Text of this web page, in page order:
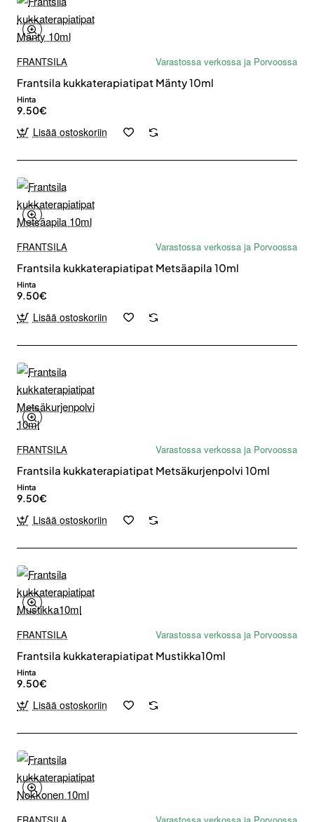
FRANTSILA
Varastossa verkossa ja Porvoossa
Frantsila kukkaterapiatipat Mänty 10ml
Hinta
9.50€
Lisää ostoskoriin
FRANTSILA
Varastossa verkossa ja Porvoossa
Frantsila kukkaterapiatipat Metsäapila 10ml
Hinta
9.50€
Lisää ostoskoriin
FRANTSILA
Varastossa verkossa ja Porvoossa
Frantsila kukkaterapiatipat Metsäkurjenpolvi 10ml
Hinta
9.50€
Lisää ostoskoriin
FRANTSILA
Varastossa verkossa ja Porvoossa
Frantsila kukkaterapiatipat Mustikka10ml
Hinta
9.50€
Lisää ostoskoriin